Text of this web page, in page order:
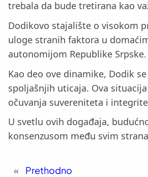
trebala da bude tretirana kao
Dodikovo stajalište o visokom
uloge stranih faktora u
autonomijom Republike Srpske.
Kao deo ove dinamike, Dodik
spoljašnjih uticaja. Ova
očuvanja suvereniteta i
U svetlu ovih događaja,
konsenzusom među svim
« Prethodno